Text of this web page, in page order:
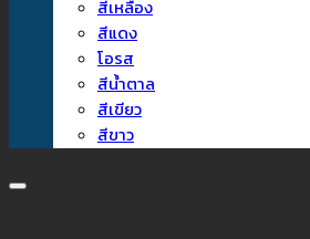
สีเหลือง
สีแดง
โอรส
สีน้ำตาล
สีเขียว
สีขาว